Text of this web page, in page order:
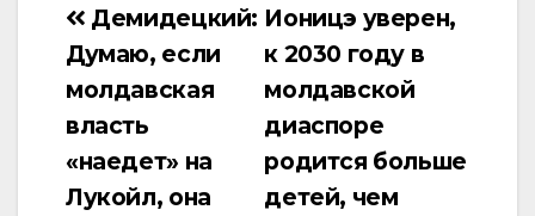
Навигация
по
Ионицэ уверен,
к 2030 году в
молдавской
диаспоре
родится больше
детей, чем
Демидецкий:
Думаю, если
молдавская
власть
«наедет» на
Лукойл, она